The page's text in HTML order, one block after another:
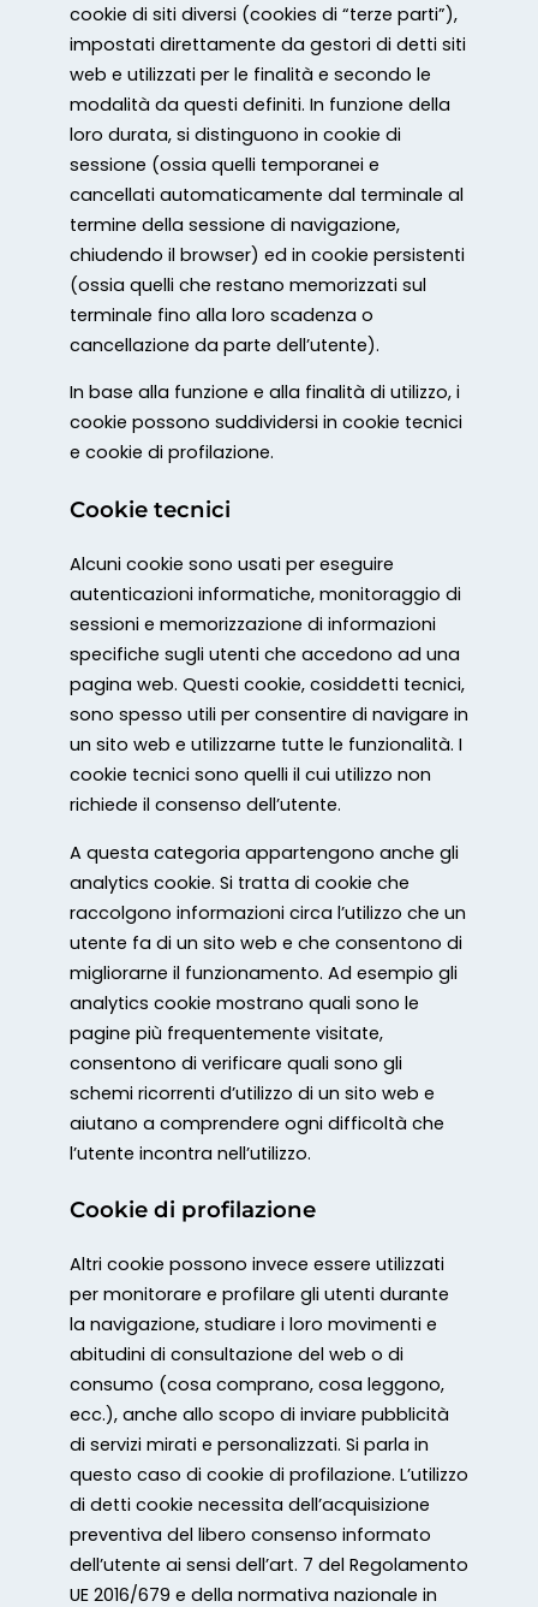
cookie di siti diversi (cookies di “terze parti”),
impostati direttamente da gestori di detti siti
web e utilizzati per le finalità e secondo le
modalità da questi definiti. In funzione della
loro durata, si distinguono in cookie di
sessione (ossia quelli temporanei e
cancellati automaticamente dal terminale al
termine della sessione di navigazione,
chiudendo il browser) ed in cookie persistenti
(ossia quelli che restano memorizzati sul
terminale fino alla loro scadenza o
cancellazione da parte dell’utente).
In base alla funzione e alla finalità di utilizzo, i
cookie possono suddividersi in cookie tecnici
e cookie di profilazione.
Cookie tecnici
Alcuni cookie sono usati per eseguire
autenticazioni informatiche, monitoraggio di
sessioni e memorizzazione di informazioni
specifiche sugli utenti che accedono ad una
pagina web. Questi cookie, cosiddetti tecnici,
sono spesso utili per consentire di navigare in
un sito web e utilizzarne tutte le funzionalità. I
cookie tecnici sono quelli il cui utilizzo non
richiede il consenso dell’utente.
A questa categoria appartengono anche gli
analytics cookie. Si tratta di cookie che
raccolgono informazioni circa l’utilizzo che un
utente fa di un sito web e che consentono di
migliorarne il funzionamento. Ad esempio gli
analytics cookie mostrano quali sono le
pagine più frequentemente visitate,
consentono di verificare quali sono gli
schemi ricorrenti d’utilizzo di un sito web e
aiutano a comprendere ogni difficoltà che
l’utente incontra nell’utilizzo.
Cookie di profilazione
Altri cookie possono invece essere utilizzati
per monitorare e profilare gli utenti durante
la navigazione, studiare i loro movimenti e
abitudini di consultazione del web o di
consumo (cosa comprano, cosa leggono,
ecc.), anche allo scopo di inviare pubblicità
di servizi mirati e personalizzati. Si parla in
questo caso di cookie di profilazione. L’utilizzo
di detti cookie necessita dell’acquisizione
preventiva del libero consenso informato
dell’utente ai sensi dell’art. 7 del Regolamento
UE 2016/679 e della normativa nazionale in